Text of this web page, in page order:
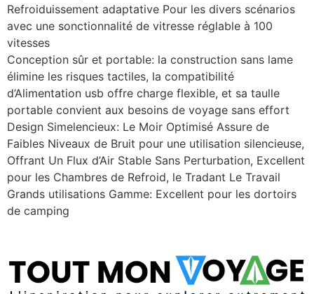
Refroiduissement adaptative Pour les divers scénarios
avec une sonctionnalité de vitresse réglable à 100
vitesses
Conception sûr et portable: la construction sans lame
élimine les risques tactiles, la compatibilité
d’Alimentation usb offre charge flexible, et sa taulle
portable convient aux besoins de voyage sans effort
Design Simelencieux: Le Moir Optimisé Assure de
Faibles Niveaux de Bruit pour une utilisation silencieuse,
Offrant Un Flux d’Air Stable Sans Perturbation, Excellent
pour les Chambres de Refroid, le Tradant Le Travail
Grands utilisations Gamme: Excellent pour les dortoirs
de camping